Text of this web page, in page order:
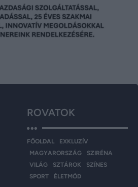
ROVATOK
FŐOLDAL
EXKLUZÍV
MAGYARORSZÁG
SZIRÉNA
VILÁG
SZTÁROK
SZÍNES
SPORT
ÉLETMÓD